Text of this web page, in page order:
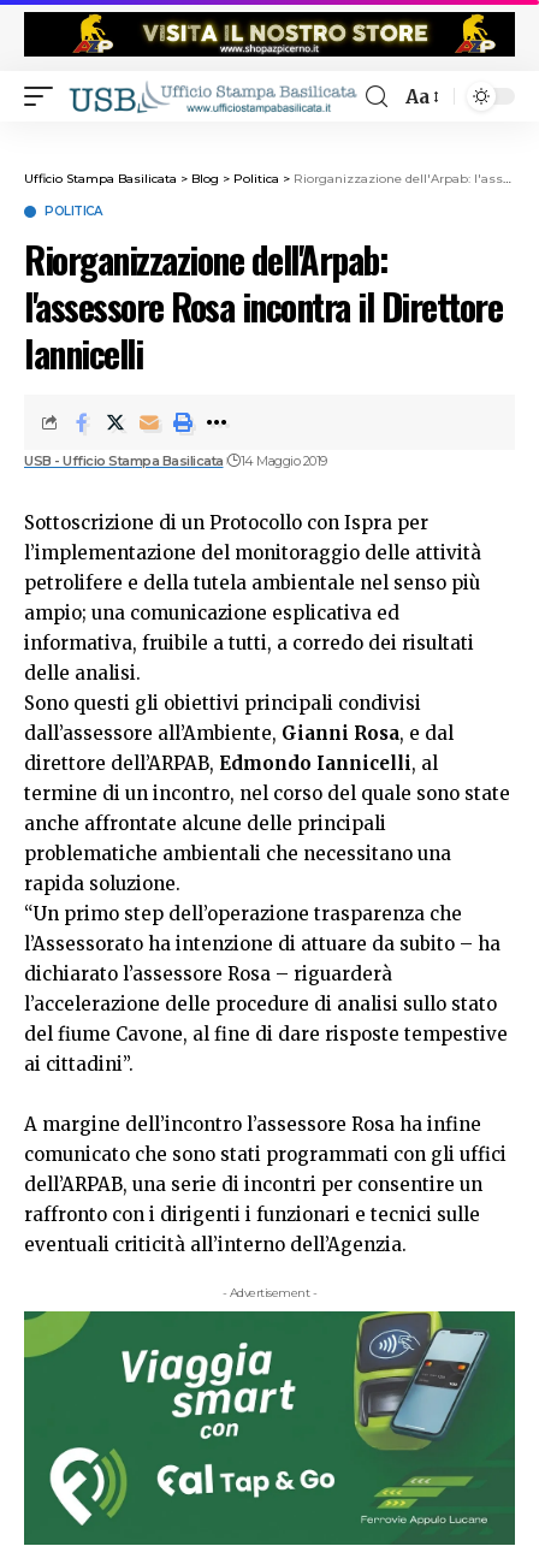
Aa
Ufficio Stampa Basilicata > Blog > Politica > Riorganizzazione dell'Arpab: l'assessore Rosa incontra il Direttore Iannicelli
POLITICA
Riorganizzazione dell'Arpab:
l'assessore Rosa incontra il Direttore
Iannicelli
USB - Ufficio Stampa Basilicata 14 Maggio 2019
Sottoscrizione di un Protocollo con Ispra per
l’implementazione del monitoraggio delle attività
petrolifere e della tutela ambientale nel senso più
ampio; una comunicazione esplicativa ed
informativa, fruibile a tutti, a corredo dei risultati
delle analisi.
Sono questi gli obiettivi principali condivisi
dall’assessore all’Ambiente, Gianni Rosa, e dal
direttore dell’ARPAB, Edmondo Iannicelli, al
termine di un incontro, nel corso del quale sono state
anche affrontate alcune delle principali
problematiche ambientali che necessitano una
rapida soluzione.
“Un primo step dell’operazione trasparenza che
l’Assessorato ha intenzione di attuare da subito – ha
dichiarato l’assessore Rosa – riguarderà
l’accelerazione delle procedure di analisi sullo stato
del fiume Cavone, al fine di dare risposte tempestive
ai cittadini”.
A margine dell’incontro l’assessore Rosa ha infine
comunicato che sono stati programmati con gli uffici
dell’ARPAB, una serie di incontri per consentire un
raffronto con i dirigenti i funzionari e tecnici sulle
eventuali criticità all’interno dell’Agenzia.
- Advertisement -